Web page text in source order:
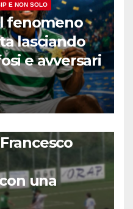
E NON SOLO
fenomeno
lasciando
e avversari
E NON SOLO
una